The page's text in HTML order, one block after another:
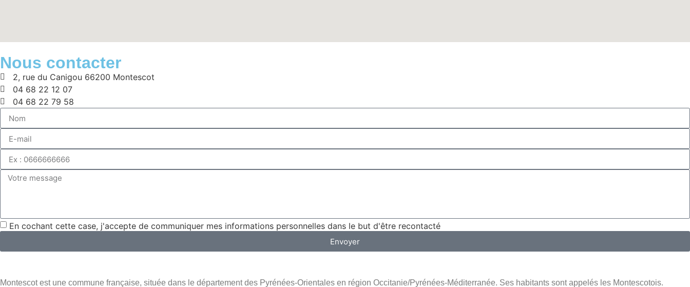
Nous contacter
2, rue du Canigou 66200 Montescot
04 68 22 12 07
04 68 22 79 58
En cochant cette case, j'accepte de communiquer mes informations personnelles dans le but d'être recontacté
Envoyer
Montescot est une commune française, située dans le département des Pyrénées-Orientales en région Occitanie/Pyrénées-Méditerranée. Ses habitants sont appelés les Montescotois.